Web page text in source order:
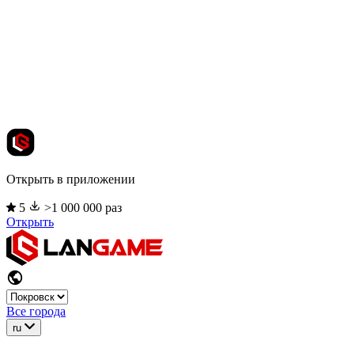
Открыть в приложении
5
>1 000 000 раз
Открыть
Все города
ru